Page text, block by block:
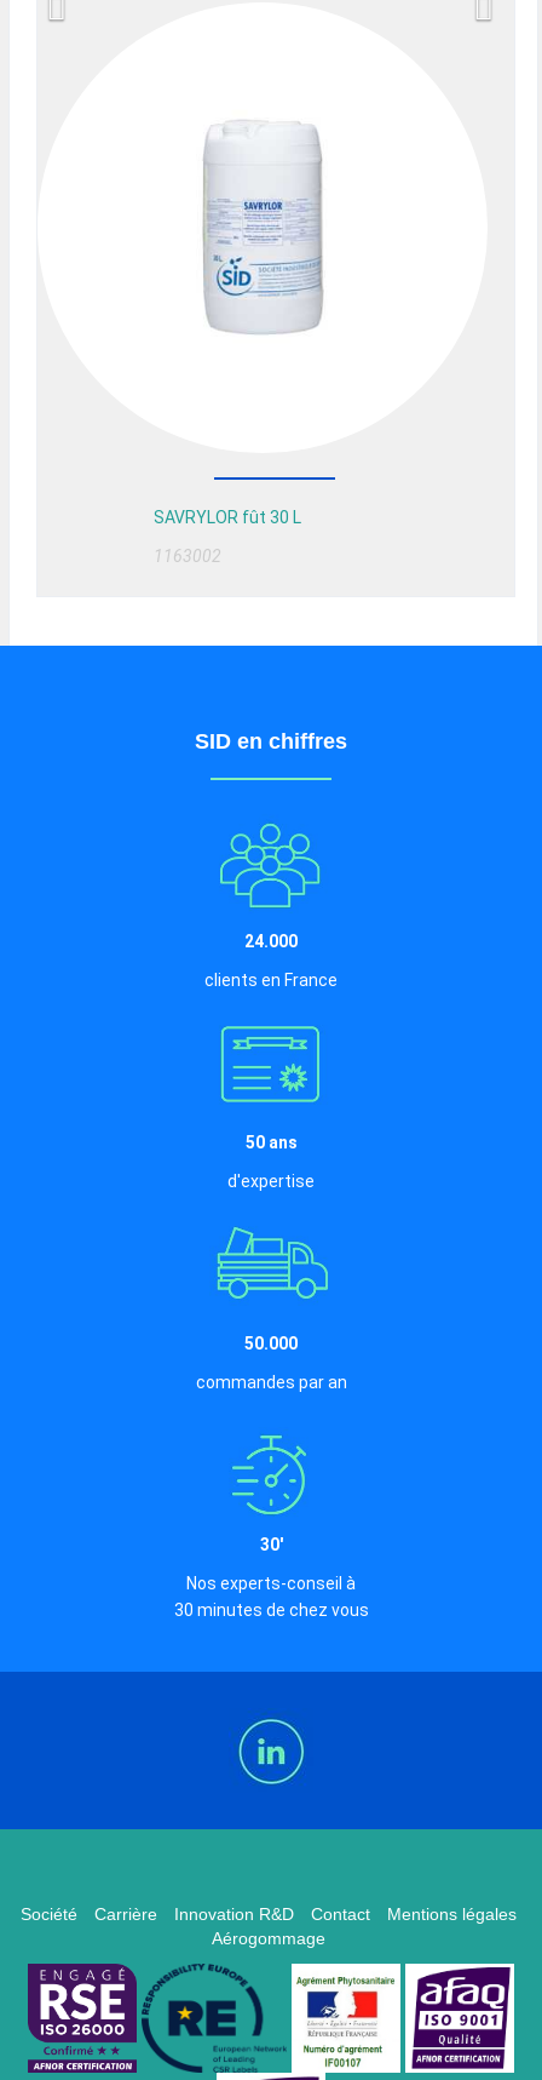
SAVRYLOR fût 30 L
1163002
SID en chiffres
24.000
clients en France
50 ans
d'expertise
50.000
commandes par an
30'
Nos experts-conseil à
30 minutes de chez vous
Société Carrière Innovation R&D Contact
Mentions légales
Aérogommage